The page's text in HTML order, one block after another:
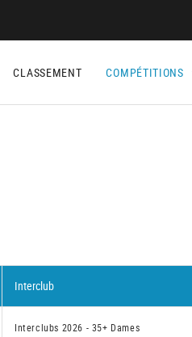
CLASSEMENT COMPÉTITIONS
Interclub
Interclubs 2026 - 35+ Dames